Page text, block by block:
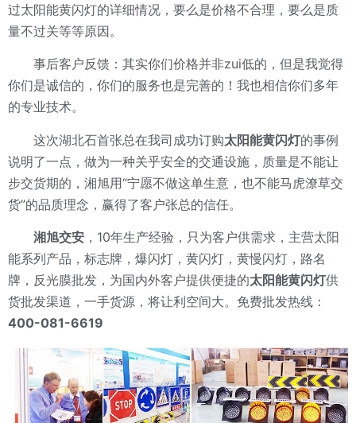
过太阳能黄闪灯的详细情况，要么是价格不合理，要么是质
量不过关等等原因。
事后客户反馈：其实你们价格并非zui低的，但是我觉得
你们是诚信的，你们的服务也是完善的！我也相信你们多年
的专业技术。
这次湖北石首张总在我司成功订购太阳能黄闪灯的事例
说明了一点，做为一种关乎安全的交通设施，质量是不能让
步交货期的，湘旭用“宁愿不做这单生意，也不能马虎潦草交
货”的品质理念，赢得了客户张总的信任。
湘旭交安 ，10年生产经验，只为客户供需求，主营太阳
能系列产品，标志牌，爆闪灯，黄闪灯，黄慢闪灯，路名
牌，反光膜批发，为国内外客户提供便捷的太阳能黄闪灯供
货批发渠道，一手货源，将让利空间大。免费批发热线：
400-081-6619